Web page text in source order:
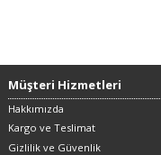
Müşteri Hizmetleri
Hakkımızda
Kargo ve Teslimat
Gizlilik ve Güvenlik